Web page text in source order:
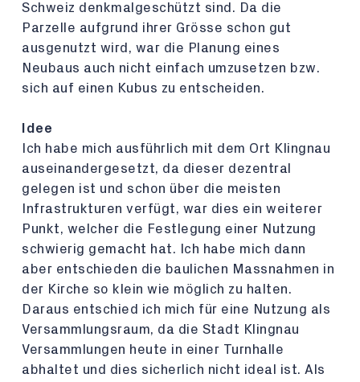
Schweiz denkmalgeschützt sind. Da die
Parzelle aufgrund ihrer Grösse schon gut
ausgenutzt wird, war die Planung eines
Neubaus auch nicht einfach umzusetzen bzw.
sich auf einen Kubus zu entscheiden.
Idee
Ich habe mich ausführlich mit dem Ort Klingnau
auseinandergesetzt, da dieser dezentral
gelegen ist und schon über die meisten
Infrastrukturen verfügt, war dies ein weiterer
Punkt, welcher die Festlegung einer Nutzung
schwierig gemacht hat. Ich habe mich dann
aber entschieden die baulichen Massnahmen in
der Kirche so klein wie möglich zu halten.
Daraus entschied ich mich für eine Nutzung als
Versammlungsraum, da die Stadt Klingnau
Versammlungen heute in einer Turnhalle
abhaltet und dies sicherlich nicht ideal ist. Als